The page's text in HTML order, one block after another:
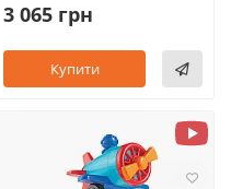
3 065 грн
Купити